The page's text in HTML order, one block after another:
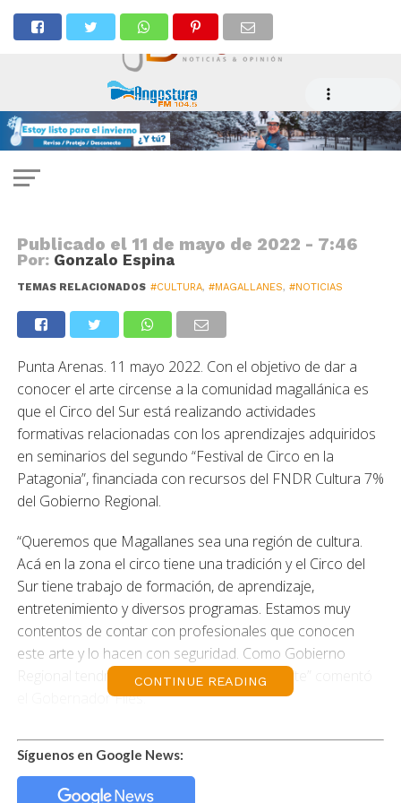
NOTICIAS
Realizan seminario Festival de
Circo en la Patagonia
Publicado el 11 de mayo de 2022 - 7:46
Por: Gonzalo Espina
TEMAS RELACIONADOS #CULTURA, #MAGALLANES, #NOTICIAS
Punta Arenas. 11 mayo 2022. Con el objetivo de dar a
conocer el arte circense a la comunidad magallánica es
que el Circo del Sur está realizando actividades
formativas relacionadas con los aprendizajes adquiridos
en seminarios del segundo “Festival de Circo en la
Patagonia”, financiada con recursos del FNDR Cultura 7%
del Gobierno Regional.
“Queremos que Magallanes sea una región de cultura.
Acá en la zona el circo tiene una tradición y el Circo del
Sur tiene trabajo de formación, de aprendizaje,
entretenimiento y diversos programas. Estamos muy
contentos de contar con profesionales que conocen
este arte y lo hacen con seguridad. Como Gobierno
Regional tendrán nuestro respaldo constante” comentó
el Gobernador Flies.
En la misma línea, Jerome Obininovic, director de
formación del Circo del Sur, destacó que “hemos tenido
buena convocatoria con las actividades. Damos a
CONTINUE READING
Síguenos en Google News: